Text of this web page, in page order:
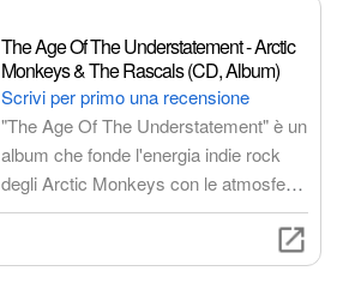
sonore di qualità.
The Age Of The Understatement - Arctic
Monkeys & The Rascals (CD, Album)
Scrivi per primo una recensione
"The Age Of The Understatement" è un
album che fonde l'energia indie rock
degli Arctic Monkeys con le atmosfere
orchestrali e barocche dei The
ambizioso e sofisticato, che ti